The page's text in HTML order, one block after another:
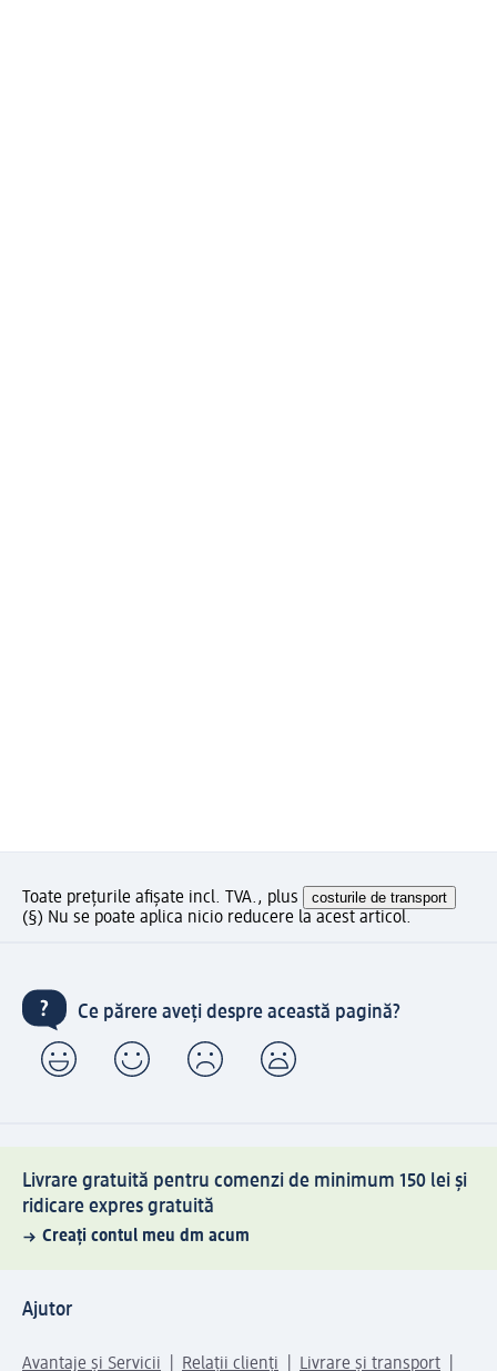
Toate prețurile afișate incl. TVA., plus costurile de transport
(§) Nu se poate aplica nicio reducere la acest articol.
Ce părere aveți despre această pagină?
Livrare gratuită pentru comenzi de minimum 150 lei și
ridicare expres gratuită
Creați contul meu dm acum
Ajutor
Avantaje și Servicii Relații clienți
Livrare și transport